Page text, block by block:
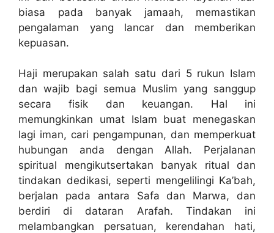
biasa pada banyak jamaah, memastikan
pengalaman yang lancar dan memberikan
kepuasan.
Haji merupakan salah satu dari 5 rukun Islam
dan wajib bagi semua Muslim yang sanggup
secara fisik dan keuangan. Hal ini
memungkinkan umat Islam buat menegaskan
lagi iman, cari pengampunan, dan memperkuat
hubungan anda dengan Allah. Perjalanan
spiritual mengikutsertakan banyak ritual dan
tindakan dedikasi, seperti mengelilingi Ka’bah,
berjalan pada antara Safa dan Marwa, dan
berdiri di dataran Arafah. Tindakan ini
melambangkan persatuan, kerendahan hati,